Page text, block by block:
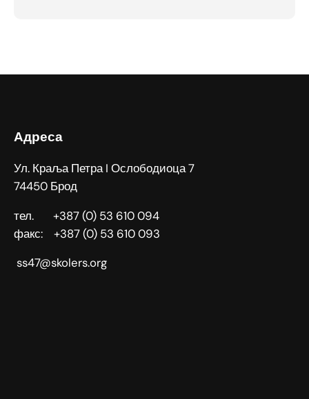
Адреса
Ул. Краља Петра I Ослободиоца 7
74450 Брод
тел. +387 (0) 53 610 094
факс: +387 (0) 53 610 093
ss47@skolers.org